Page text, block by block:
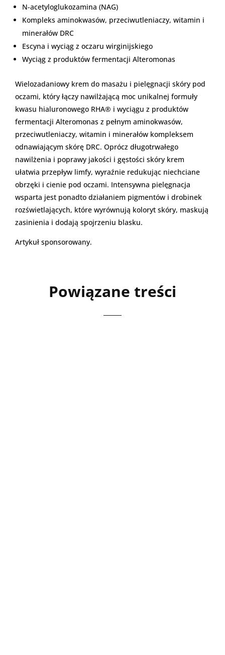
N-acetyloglukozamina (NAG)
Kompleks aminokwasów, przeciwutleniaczy, witamin i
minerałów DRC
Escyna i wyciąg z oczaru wirginijskiego
Wyciąg z produktów fermentacji Alteromonas
Wielozadaniowy krem do masażu i pielęgnacji skóry pod
oczami, który łączy nawilżającą moc unikalnej formuły
kwasu hialuronowego RHA® i wyciągu z produktów
fermentacji Alteromonas z pełnym aminokwasów,
przeciwutleniaczy, witamin i minerałów kompleksem
odnawiającym skórę DRC. Oprócz długotrwałego
nawilżenia i poprawy jakości i gęstości skóry krem
ułatwia przepływ limfy, wyraźnie redukując niechciane
obrzęki i cienie pod oczami. Intensywna pielęgnacja
wsparta jest ponadto działaniem pigmentów i drobinek
rozświetlających, które wyrównują koloryt skóry, maskują
zasinienia i dodają spojrzeniu blasku.
Artykuł sponsorowany.
Powiązane treści